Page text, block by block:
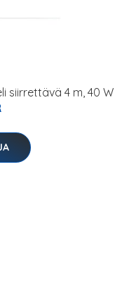
siirrettävä 4 m, 40 W